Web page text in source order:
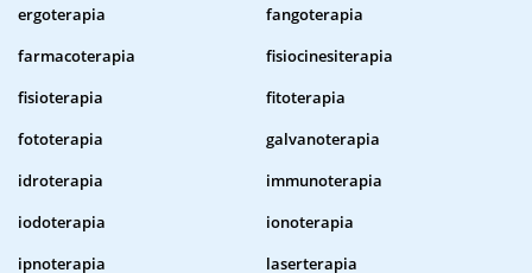
ergoterapia
fangoterapia
farmacoterapia
fisiocinesiterapia
fisioterapia
fitoterapia
fototerapia
galvanoterapia
idroterapia
immunoterapia
iodoterapia
ionoterapia
ipnoterapia
laserterapia